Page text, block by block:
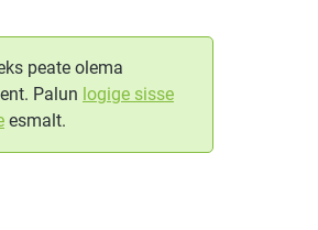
peate olema
Palun logige sisse
esmalt.